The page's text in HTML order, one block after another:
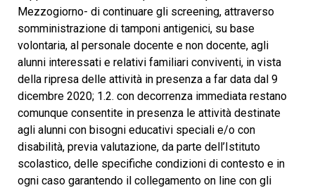
Mezzogiorno- di continuare gli screening, attraverso
somministrazione di tamponi antigenici, su base
volontaria, al personale docente e non docente, agli
alunni interessati e relativi familiari conviventi, in vista
della ripresa delle attività in presenza a far data dal 9
dicembre 2020; 1.2. con decorrenza immediata restano
comunque consentite in presenza le attività destinate
agli alunni con bisogni educativi speciali e/o con
disabilità, previa valutazione, da parte dell’Istituto
scolastico, delle specifiche condizioni di contesto e in
ogni caso garantendo il collegamento on line con gli